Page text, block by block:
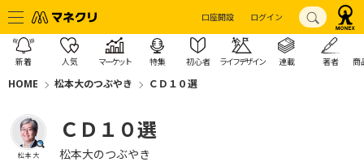
口座開設 ログイン
新着 人気 マーケット 特集 初心者 ライフデザイン 連載 著者 商
HOME 松本大のつぶやき ＣＤ１０選
松本 大
ＣＤ１０選
松本大のつぶやき